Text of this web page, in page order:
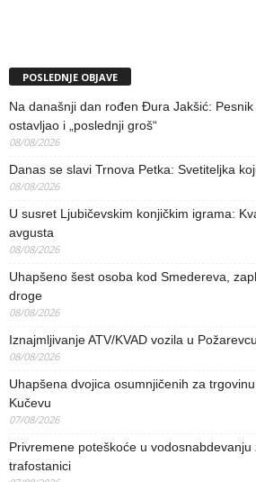
POSLEDNJE OBJAVE
Na današnji dan rođen Đura Jakšić:
ostavljao i „poslednji groš“
08/08/2026
Danas se slavi Trnova Petka: Svetiteljka
08/08/2026
U susret Ljubičevskim konjičkim igrama:
avgusta
08/08/2026
Uhapšeno šest osoba kod Smedereva,
droge
08/08/2026
Iznajmljivanje ATV/KVAD vozila u Požarevcu
08/08/2026
Uhapšena dvojica osumnjičenih za
Kučevu
07/08/2026
Privremene poteškoće u
trafostanici